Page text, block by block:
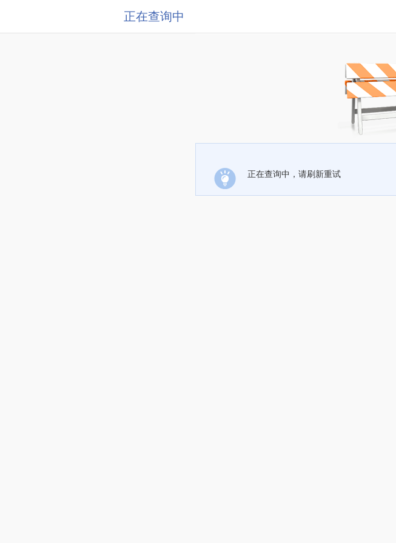
正在查询中
正在查询中，请刷新重试